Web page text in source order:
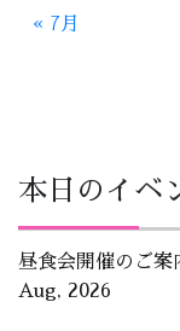
« 7月
本日のイベ
昼食会開催のご
Aug, 2026